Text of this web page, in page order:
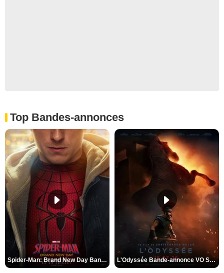
Top Bandes-annonces
Spider-Man: Brand New Day Bande-annonce VO STFR L'Odyssée Bande-annonce VO STFR